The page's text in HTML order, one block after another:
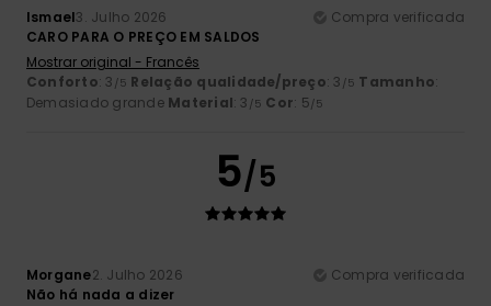
Ismael3. Julho 2026
Compra verificada
CARO PARA O PREÇO EM SALDOS
Mostrar original - Francês
Conforto: 3 /5 Relação qualidade/preço: 3 /5 Tamanho:
Demasiado grande Material: 3 /5 Cor: 5/5
5/5
Morgane2. Julho 2026
Compra verificada
Não há nada a dizer